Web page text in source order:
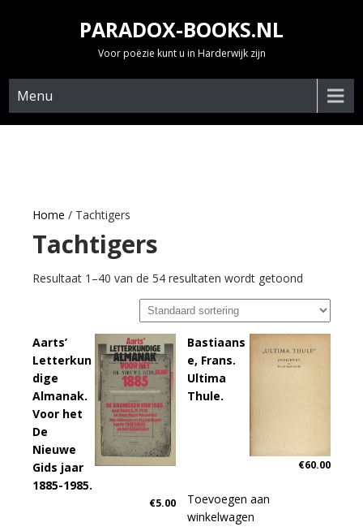
PARADOX-BOOKS.NL
Voor poëzie kunt u in Harderwijk zijn
Menu
Home / Tachtigers
Tachtigers
Resultaat 1–40 van de 54 resultaten wordt getoond
Aarts’
Letterkun
dige
Almanak.
Voor het
De
Nieuwe
Gids jaar
1885-1985.
€5.00
Bastiaans
e, Frans.
Ultima
Thule.
€60.00
Toevoegen aan
winkelwagen